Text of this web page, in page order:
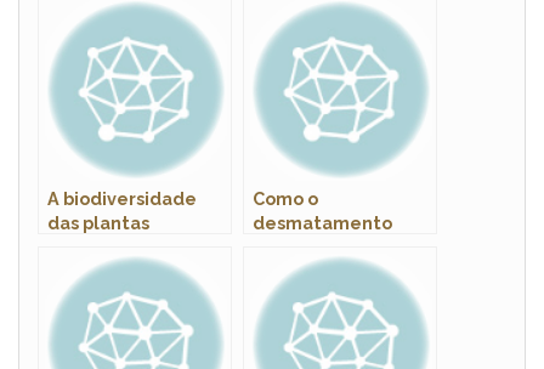
do mico-leão-
dourado
tradicional
A biodiversidade
das plantas
Como o
desmatamento
água